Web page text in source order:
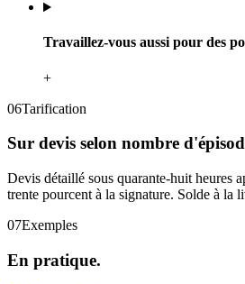
Travaillez-vous aussi pour des
+
06Tarification
Sur devis selon nombre
Devis détaillé sous quarante-huit heures
trente pourcent à la signature. Solde à la
07Exemples
En pratique.